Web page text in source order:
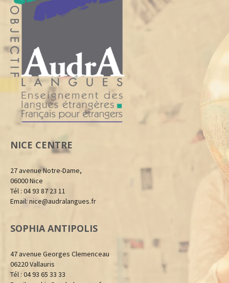
NICE CENTRE
27 avenue Notre-Dame,
06000 Nice
Tél : 04 93 87 23 11
Email: nice@audralangues.fr
SOPHIA ANTIPOLIS
47 avenue Georges Clemenceau
06220 Vallauris
Tél : 04 93 65 33 33